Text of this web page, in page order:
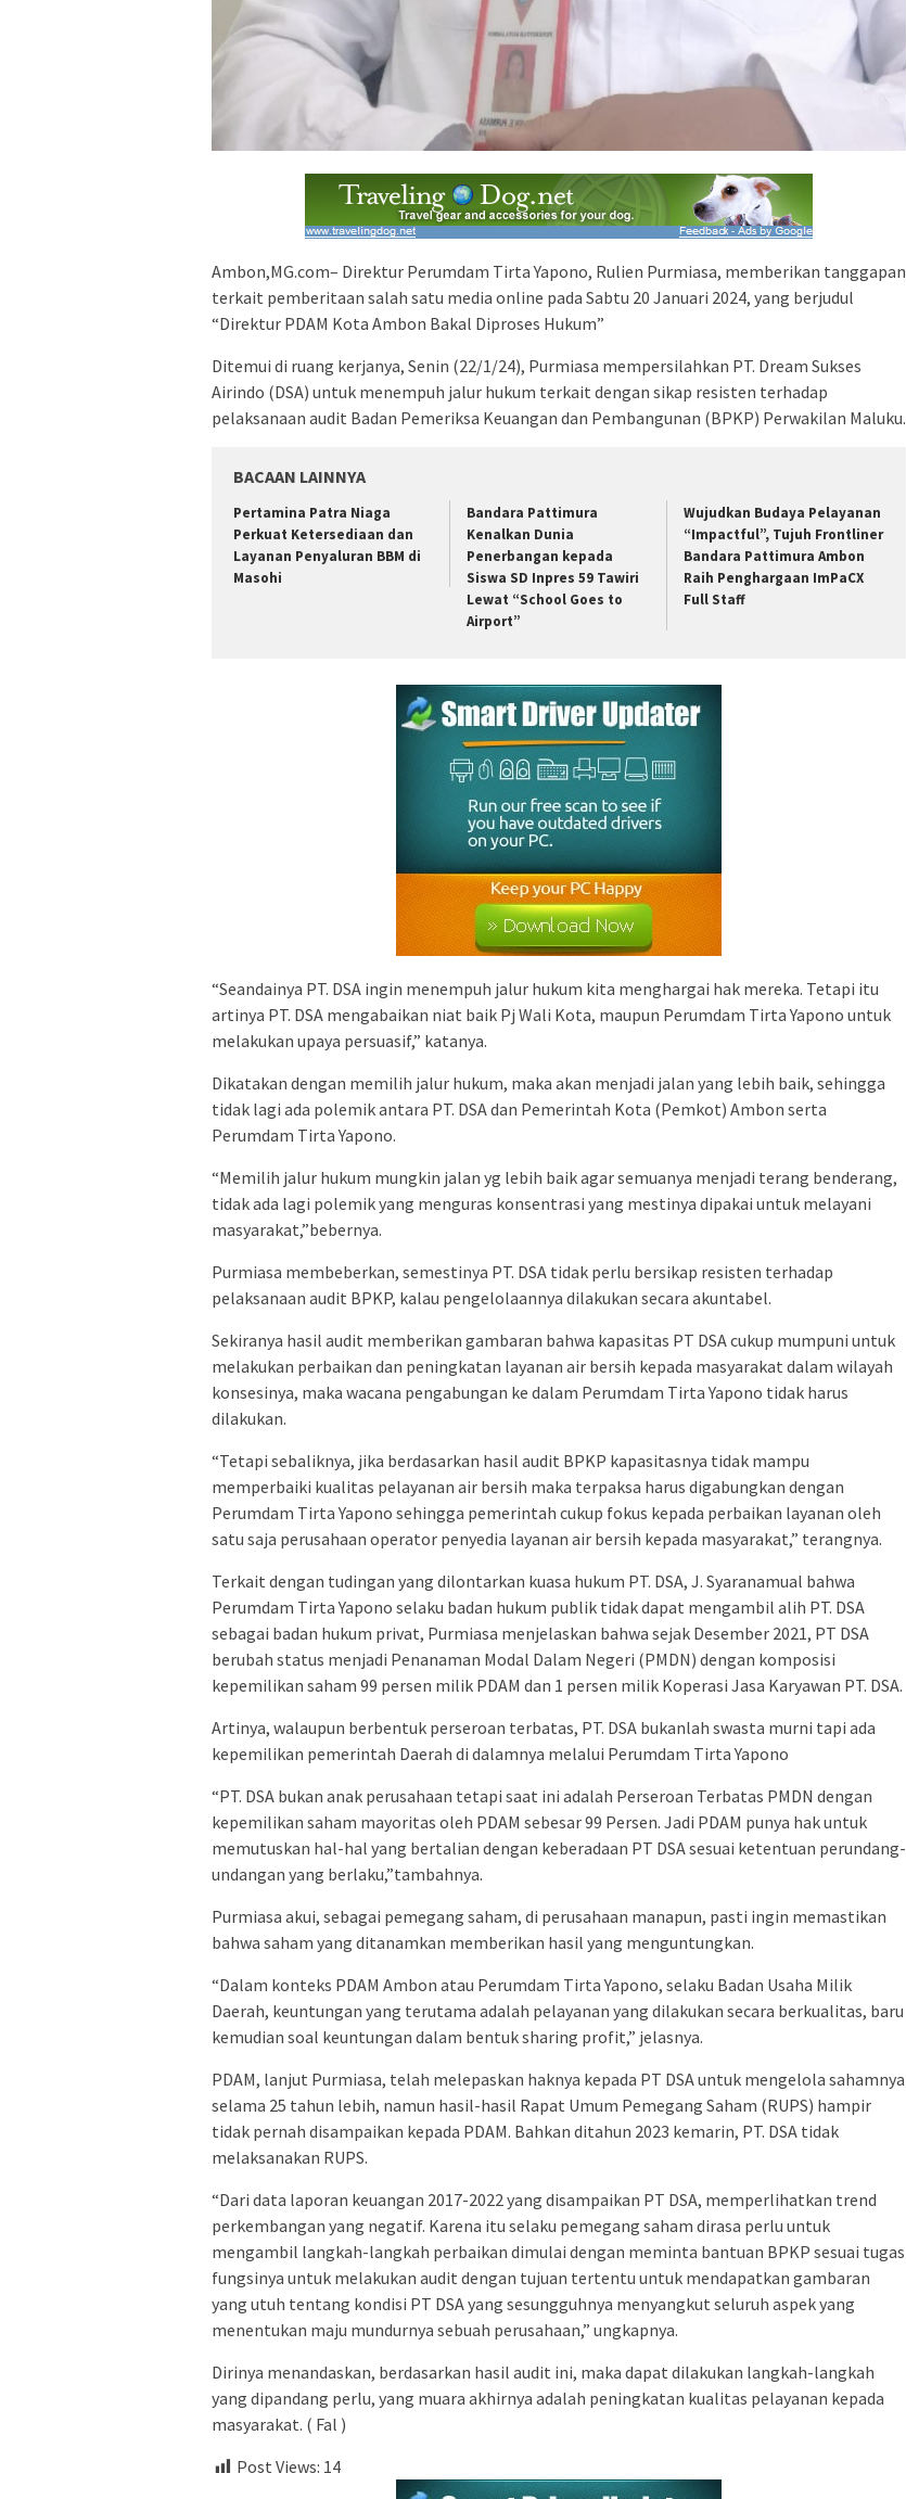
Ambon,MG.com– Direktur Perumdam Tirta Yapono, Rulien Purmiasa, memberikan tanggapan
terkait pemberitaan salah satu media online pada Sabtu 20 Januari 2024, yang berjudul
“Direktur PDAM Kota Ambon Bakal Diproses Hukum”
Ditemui di ruang kerjanya, Senin (22/1/24), Purmiasa mempersilahkan PT. Dream Sukses
Airindo (DSA) untuk menempuh jalur hukum terkait dengan sikap resisten terhadap
pelaksanaan audit Badan Pemeriksa Keuangan dan Pembangunan (BPKP) Perwakilan Maluku.
BACAAN LAINNYA
Pertamina Patra Niaga
Perkuat Ketersediaan dan
Layanan Penyaluran BBM di
Masohi
Bandara Pattimura
Kenalkan Dunia
Penerbangan kepada
Siswa SD Inpres 59 Tawiri
Lewat “School Goes to
Airport”
Wujudkan Budaya Pelayanan
“Impactful”, Tujuh Frontliner
Bandara Pattimura Ambon
Raih Penghargaan ImPaCX
Full Staff
“Seandainya PT. DSA ingin menempuh jalur hukum kita menghargai hak mereka. Tetapi itu
artinya PT. DSA mengabaikan niat baik Pj Wali Kota, maupun Perumdam Tirta Yapono untuk
melakukan upaya persuasif,” katanya.
Dikatakan dengan memilih jalur hukum, maka akan menjadi jalan yang lebih baik, sehingga
tidak lagi ada polemik antara PT. DSA dan Pemerintah Kota (Pemkot) Ambon serta
Perumdam Tirta Yapono.
“Memilih jalur hukum mungkin jalan yg lebih baik agar semuanya menjadi terang benderang,
tidak ada lagi polemik yang menguras konsentrasi yang mestinya dipakai untuk melayani
masyarakat,”bebernya.
Purmiasa membeberkan, semestinya PT. DSA tidak perlu bersikap resisten terhadap
pelaksanaan audit BPKP, kalau pengelolaannya dilakukan secara akuntabel.
Sekiranya hasil audit memberikan gambaran bahwa kapasitas PT DSA cukup mumpuni untuk
melakukan perbaikan dan peningkatan layanan air bersih kepada masyarakat dalam wilayah
konsesinya, maka wacana pengabungan ke dalam Perumdam Tirta Yapono tidak harus
dilakukan.
“Tetapi sebaliknya, jika berdasarkan hasil audit BPKP kapasitasnya tidak mampu
memperbaiki kualitas pelayanan air bersih maka terpaksa harus digabungkan dengan
Perumdam Tirta Yapono sehingga pemerintah cukup fokus kepada perbaikan layanan oleh
satu saja perusahaan operator penyedia layanan air bersih kepada masyarakat,” terangnya.
Terkait dengan tudingan yang dilontarkan kuasa hukum PT. DSA, J. Syaranamual bahwa
Perumdam Tirta Yapono selaku badan hukum publik tidak dapat mengambil alih PT. DSA
sebagai badan hukum privat, Purmiasa menjelaskan bahwa sejak Desember 2021, PT DSA
berubah status menjadi Penanaman Modal Dalam Negeri (PMDN) dengan komposisi
kepemilikan saham 99 persen milik PDAM dan 1 persen milik Koperasi Jasa Karyawan PT. DSA.
Artinya, walaupun berbentuk perseroan terbatas, PT. DSA bukanlah swasta murni tapi ada
kepemilikan pemerintah Daerah di dalamnya melalui Perumdam Tirta Yapono
“PT. DSA bukan anak perusahaan tetapi saat ini adalah Perseroan Terbatas PMDN dengan
kepemilikan saham mayoritas oleh PDAM sebesar 99 Persen. Jadi PDAM punya hak untuk
memutuskan hal-hal yang bertalian dengan keberadaan PT DSA sesuai ketentuan perundang-
undangan yang berlaku,”tambahnya.
Purmiasa akui, sebagai pemegang saham, di perusahaan manapun, pasti ingin memastikan
bahwa saham yang ditanamkan memberikan hasil yang menguntungkan.
“Dalam konteks PDAM Ambon atau Perumdam Tirta Yapono, selaku Badan Usaha Milik
Daerah, keuntungan yang terutama adalah pelayanan yang dilakukan secara berkualitas, baru
kemudian soal keuntungan dalam bentuk sharing profit,” jelasnya.
PDAM, lanjut Purmiasa, telah melepaskan haknya kepada PT DSA untuk mengelola sahamnya
selama 25 tahun lebih, namun hasil-hasil Rapat Umum Pemegang Saham (RUPS) hampir
tidak pernah disampaikan kepada PDAM. Bahkan ditahun 2023 kemarin, PT. DSA tidak
melaksanakan RUPS.
“Dari data laporan keuangan 2017-2022 yang disampaikan PT DSA, memperlihatkan trend
perkembangan yang negatif. Karena itu selaku pemegang saham dirasa perlu untuk
mengambil langkah-langkah perbaikan dimulai dengan meminta bantuan BPKP sesuai tugas
fungsinya untuk melakukan audit dengan tujuan tertentu untuk mendapatkan gambaran
yang utuh tentang kondisi PT DSA yang sesungguhnya menyangkut seluruh aspek yang
menentukan maju mundurnya sebuah perusahaan,” ungkapnya.
Dirinya menandaskan, berdasarkan hasil audit ini, maka dapat dilakukan langkah-langkah
yang dipandang perlu, yang muara akhirnya adalah peningkatan kualitas pelayanan kepada
masyarakat. ( Fal )
Post Views: 14